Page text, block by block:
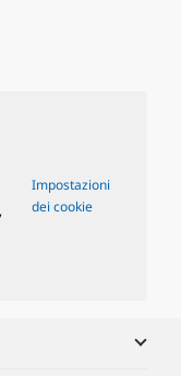
Impostazioni
dei cookie